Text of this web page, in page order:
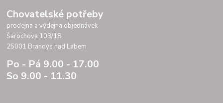
Chovatelské potřeby
prodejna a výdejna objednávek
Šarochova 103/18
25001 Brandýs nad Labem
Po - Pá 9.00 - 17.00
So 9.00 - 11.30